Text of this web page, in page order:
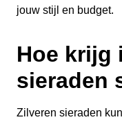
jouw stijl en budget.
Hoe krijg
sieraden
Zilveren sieraden